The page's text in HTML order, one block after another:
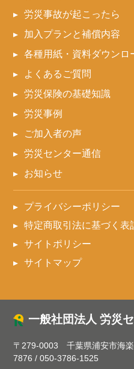
労災事故が起こったら
加入プランと補償内容
各種用紙・資料ダウンロ
よくあるご質問
労災保険の基礎知識
労災事例
ご加入者の声
労災センター通信
お知らせ
プライバシーポリシー
特定商取引法に基づく表
サイトポリシー
サイトマップ
一般社団法人 労災
〒279-0003 千葉県浦安市海
7876 /050-3786-1525